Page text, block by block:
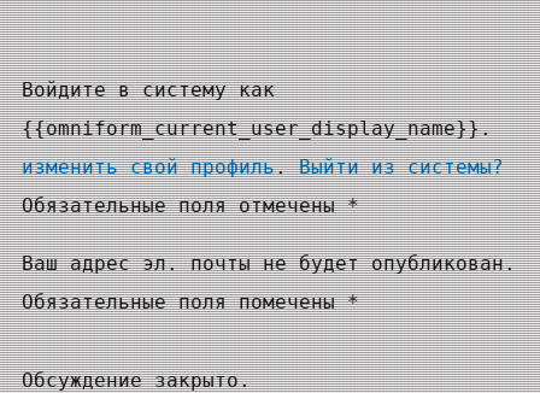
Войдите в систему как
{{omniform_current_user_display_name}}.
изменить свой профиль.Выйти из системы?
Обязательные поля отмечены *
Ваш адрес эл. почты не будет опубликован.
Обязательные поля помечены *
Обсуждение закрыто.